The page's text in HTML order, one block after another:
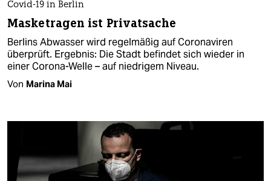
Covid-19 in Berlin
Masketragen ist Privatsache
Berlins Abwasser wird regelmäßig auf Coronaviren
überprüft. Ergebnis: Die Stadt befindet sich wieder in
einer Corona-Welle – auf niedrigem Niveau.
Von Marina Mai